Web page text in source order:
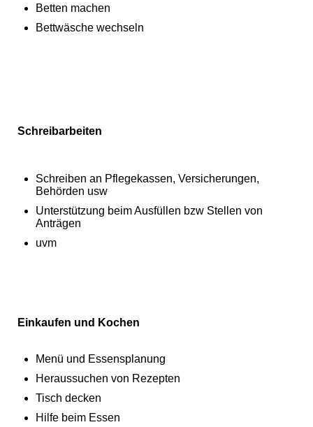
Betten machen
Bettwäsche wechseln
Schreibarbeiten
Schreiben an Pflegekassen, Versicherungen,
Behörden usw
Unterstützung beim Ausfüllen bzw Stellen von
Anträgen
uvm
Einkaufen und Kochen
Menü und Essensplanung
Heraussuchen von Rezepten
Tisch decken
Hilfe beim Essen